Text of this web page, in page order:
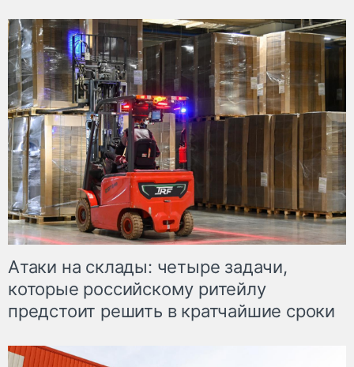
Атаки на склады: четыре задачи,
которые российскому ритейлу
предстоит решить в кратчайшие сроки